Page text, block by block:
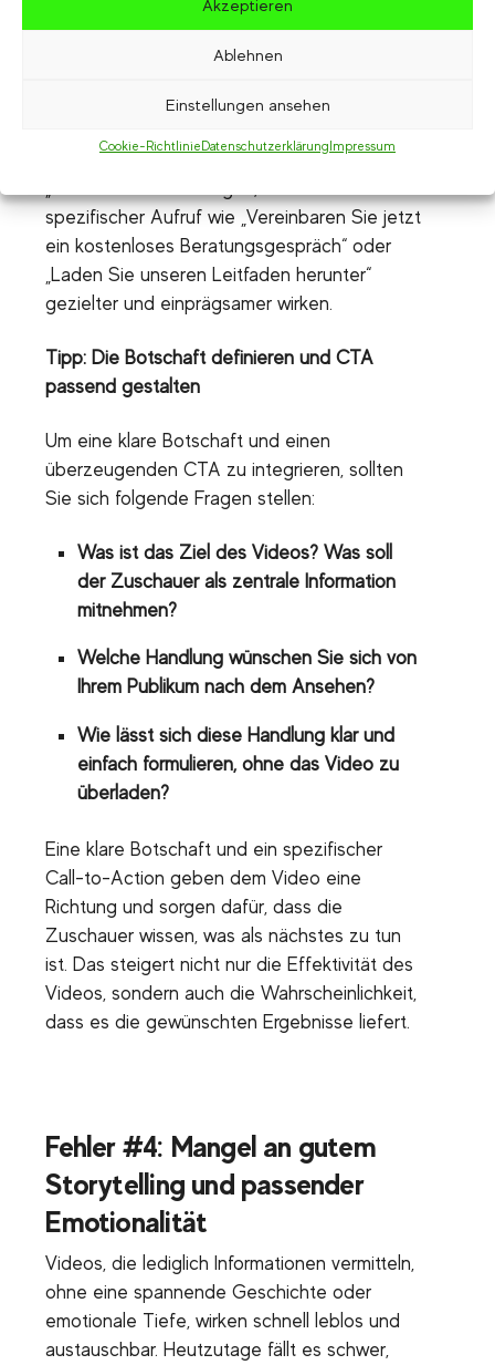
Akzeptieren
Ablehnen
Einstellungen ansehen
Cookie-Richtlinie Datenschutzerklärung Impressum
jeden Marketingvideos, da er die Zuschauer
dazu ermutigt, eine bestimmte Handlung
eine Anfrage oder das Anschauen weiterer
formuliert, präzise und direkt. Anstatt lediglich
spezifischer Aufruf wie „Vereinbaren Sie jetzt
ein kostenloses Beratungsgespräch“ oder
„Laden Sie unseren Leitfaden herunter“
gezielter und einprägsamer wirken.
Tipp: Die Botschaft definieren und CTA
passend gestalten
Um eine klare Botschaft und einen
überzeugenden CTA zu integrieren, sollten
Sie sich folgende Fragen stellen:
Was ist das Ziel des Videos? Was soll
der Zuschauer als zentrale Information
mitnehmen?
Welche Handlung wünschen Sie sich von
Ihrem Publikum nach dem Ansehen?
Wie lässt sich diese Handlung klar und
einfach formulieren, ohne das Video zu
überladen?
Eine klare Botschaft und ein spezifischer
Call-to-Action geben dem Video eine
Richtung und sorgen dafür, dass die
Zuschauer wissen, was als nächstes zu tun
ist. Das steigert nicht nur die Effektivität des
Videos, sondern auch die Wahrscheinlichkeit,
dass es die gewünschten Ergebnisse liefert.
Fehler #4: Mangel an gutem
Storytelling und passender
Emotionalität
Videos, die lediglich Informationen vermitteln,
ohne eine spannende Geschichte oder
emotionale Tiefe, wirken schnell leblos und
austauschbar. Heutzutage fällt es schwer,